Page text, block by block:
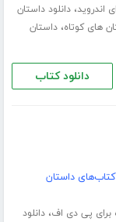
اندروید،دانلود داستان
های کوتاه،داستان
دانلود کتاب
کتاب‌های داستان
برای پی دی اف،دانلود